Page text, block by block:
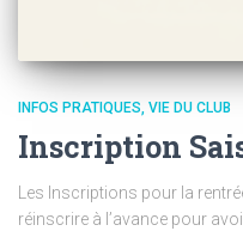
INFOS PRATIQUES VIE DU CLUB
Inscription
Les Inscriptions pour la
réinscrire à l’avance pour